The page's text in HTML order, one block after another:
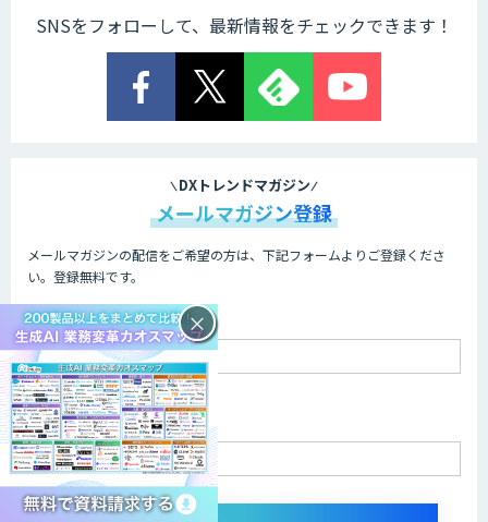
SNSをフォローして、最新情報をチェックできます！
DXトレンドマガジン
メールマガジン登録
メールマガジンの配信をご希望の方は、下記フォームよりご登録くださ
い。登録無料です。
お名前 - 姓・名
メールアドレス
×